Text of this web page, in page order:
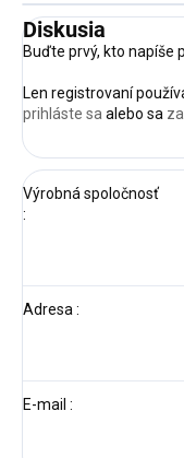
Diskusia
Buďte prvý, kto napíše
Len registrovaní
prihláste sa alebo sa
Výrobná spoločnosť
:
Adresa :
E-mail :